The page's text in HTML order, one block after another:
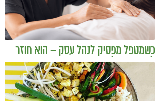
כשמטפל מפסיק לנהל עסק – הוא חוזר
להיות מטפל